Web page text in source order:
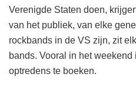
Verenigde Staten doen,
van het publiek, van elke
rockbands in de VS zijn, zit
bands. Vooral in het
optredens te boeken.